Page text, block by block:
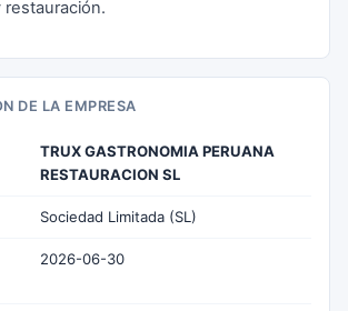
DE LA EMPRESA
TRUX GASTRONOMIA PERUANA
RESTAURACION SL
Sociedad Limitada (SL)
2026-06-30